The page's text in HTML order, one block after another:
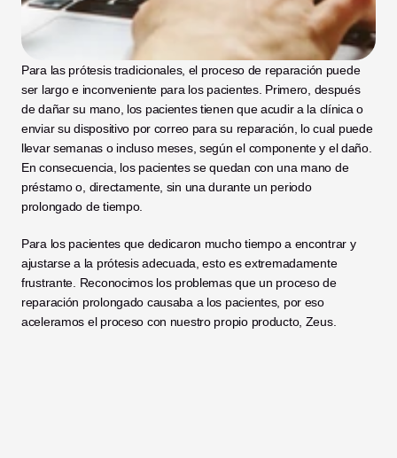
Para las prótesis tradicionales, el proceso de reparación puede
ser largo e inconveniente para los pacientes. Primero, después
de dañar su mano, los pacientes tienen que acudir a la clínica o
enviar su dispositivo por correo para su reparación, lo cual puede
llevar semanas o incluso meses, según el componente y el daño.
En consecuencia, los pacientes se quedan con una mano de
préstamo o, directamente, sin una durante un periodo
prolongado de tiempo.
Para los pacientes que dedicaron mucho tiempo a encontrar y
ajustarse a la prótesis adecuada, esto es extremadamente
frustrante. Reconocimos los problemas que un proceso de
reparación prolongado causaba a los pacientes, por eso
aceleramos el proceso con nuestro propio producto, Zeus.